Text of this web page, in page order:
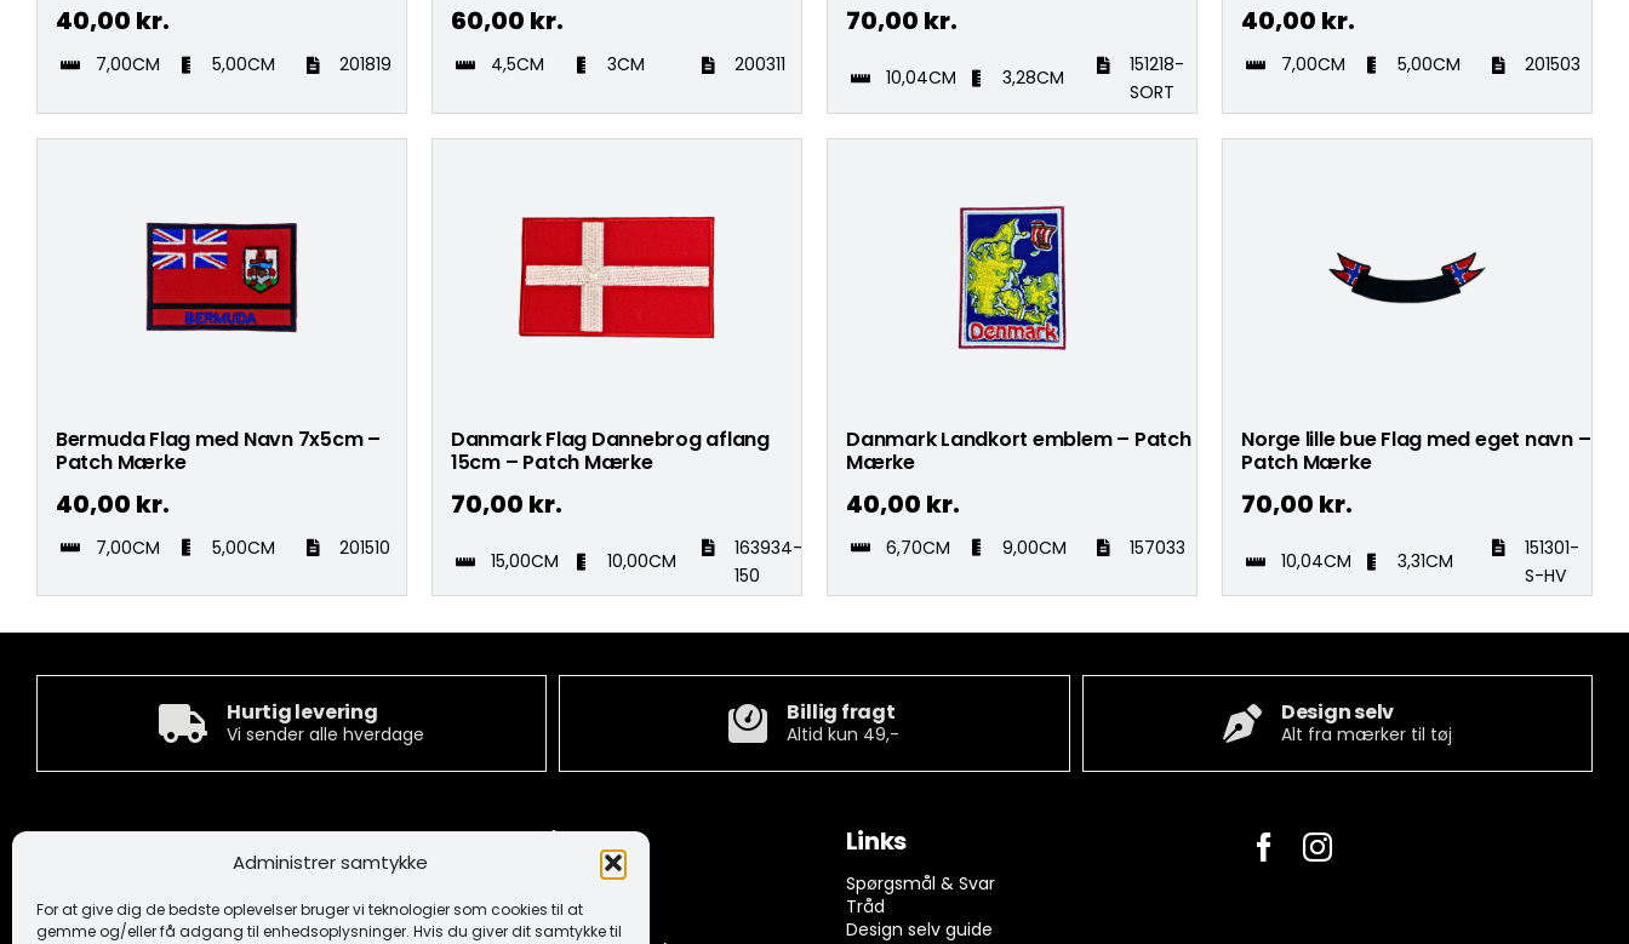
Administrer samtykke
For at give dig de bedste oplevelser bruger vi teknologier som cookies til at
gemme og/eller få adgang til enhedsoplysninger. Hvis du giver dit samtykke til
40,00 kr.
7,00CM 5,00CM 201819
60,00 kr.
4,5CM 3CM 200311
70,00 kr.
10,04CM 3,28CM
151218-
SORT
40,00 kr.
7,00CM 5,00CM 201503
Bermuda Flag med Navn 7x5cm –
Patch Mærke
40,00 kr.
7,00CM 5,00CM 201510
Danmark Flag Dannebrog aflang
15cm – Patch Mærke
70,00 kr.
15,00CM 10,00CM
163934-
150
Danmark Landkort emblem – Patch
Mærke
40,00 kr.
6,70CM 9,00CM 157033
Norge lille bue Flag med eget navn –
Patch Mærke
70,00 kr.
10,04CM 3,31CM
151301-
S-HV
Hurtig levering
Vi sender alle hverdage
Billig fragt
Altid kun 49,-
Design selv
Alt fra mærker til tøj
Kontakt
Løhdesvej 6
7442 Engesvang
Information
Handelsbetingelser
Ansvarsfraskrivelse
Cookiepolitik (EU)
Links
Spørgsmål & Svar
Tråd
Design selv guide